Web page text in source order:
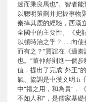
迷而乘良馬也”。智者
以聰明策劃并把握事物
秦掉其鹿的經驗，西漢
全國中的主要性。《史
以頓時治之乎？……向
而有之？”賈誼在《過
也。”董仲舒則進一個
值，提出了完成“外王”
氣、協調是中漢文明五
中“禮之用，和為貴”，
不如人和”，是儒家基